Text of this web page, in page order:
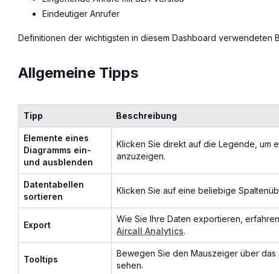
Eindeutiger Anrufer
Definitionen der wichtigsten in diesem Dashboard verwendeten
Allgemeine Tipps
Tipp Beschreibung
Elemente eines
Diagramms ein-
und ausblenden
Klicken Sie direkt auf die Legende, um
anzuzeigen.
Datentabellen
sortieren
Klicken Sie auf eine beliebige
Export
Wie Sie Ihre Daten exportieren,
Aircall Analytics.
Tooltips
Bewegen Sie den Mauszeiger über das
sehen.